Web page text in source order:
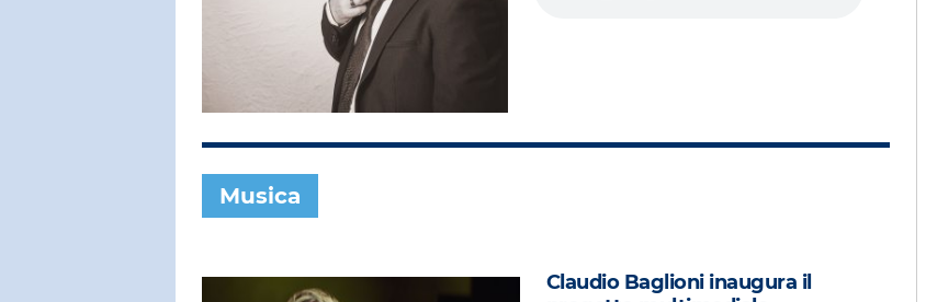
Musica
Claudio Baglioni inaugura il
Waiting For A Girl Like You
Subasio Per Un'Ora
RIHANNA